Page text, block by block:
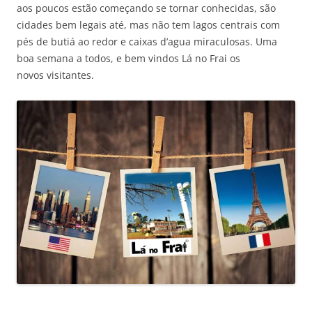
aos poucos estão começando se tornar conhecidas, são
cidades bem legais até, mas não tem lagos centrais com
pés de butiá ao redor e caixas d’agua miraculosas. Uma
boa semana a todos, e bem vindos Lá no Frai os
novos visitantes.